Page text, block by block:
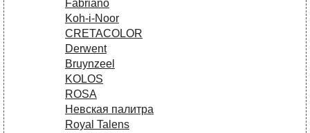
Fabriano
Koh-i-Noor
CRETACOLOR
Derwent
Bruynzeel
KOLOS
ROSA
Невская палитра
Royal Talens